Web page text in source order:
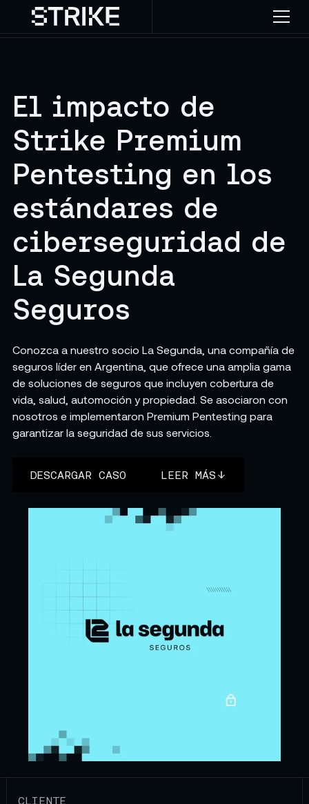
El impacto de
Strike Premium
Pentesting en los
estándares de
ciberseguridad de
La Segunda
Seguros
Conozca a nuestro socio La Segunda, una compañía de
seguros líder en Argentina, que ofrece una amplia gama
de soluciones de seguros que incluyen cobertura de
vida, salud, automoción y propiedad. Se asociaron con
nosotros e implementaron Premium Pentesting para
garantizar la seguridad de sus servicios.
DESCARGAR CASO LEER MÁS
CLIENTE